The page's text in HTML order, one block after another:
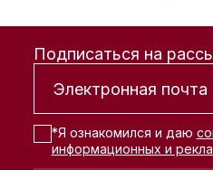
Подписаться на
*Я ознакомился и даю
информационных и